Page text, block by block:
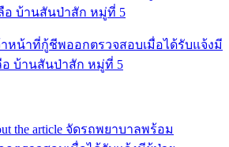
หน้าที่กู้ชีพออกตรวจสอบเมื่อได้รับแจ้งมี
บ้านสันป่าสัก หมู่ที่ 5